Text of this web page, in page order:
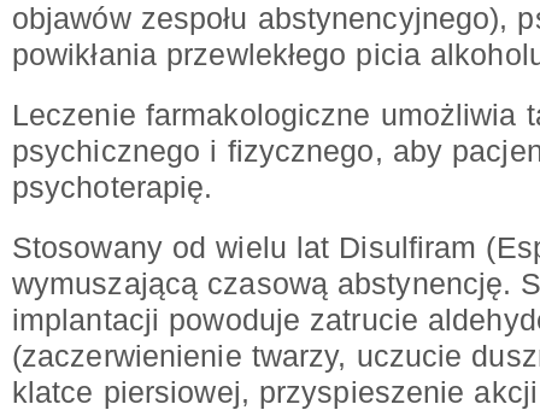
objawów zespołu abstynencyjnego),
powikłania przewlekłego picia
Leczenie farmakologiczne umożliwia
psychicznego i fizycznego, aby
psychoterapię.
Stosowany od wielu lat Disulfiram
wymuszającą czasową abstynencję.
implantacji powoduje zatrucie
(zaczerwienienie twarzy, uczucie
klatce piersiowej, przyspieszenie